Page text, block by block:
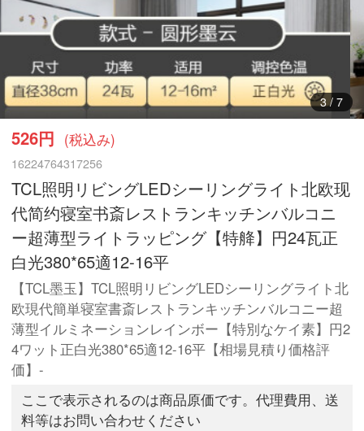
3/ 7
526円 (税込み)
16224764317256
TCL照明リビングLEDシーリングライト北欧现
代简约寝室书斎レストランキッチンバルコニ
ー超薄型ライトラッピング【特舽】円24瓦正
白光380*65適12-16平
【TCL墨玉】TCL照明リビングLEDシーリングライト北
欧現代簡単寝室書斎レストランキッチンバルコニー超
薄型イルミネーションレインボー【特別なケイ素】円2
4ワット正白光380*65適12-16平【相場見積り価格評
価】-
ここで表示されるのは商品原価です。代理費用、送
料等はお問い合わせください